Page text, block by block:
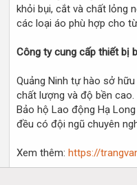
khỏi bụi, cắt và chất lỏng
các loại áo phù hợp cho
Công ty cung cấp thiết bị
Quảng Ninh tự hào sở
chất lượng và độ bền
Bảo hộ Lao động Hạ
đều có đội ngũ chuyên
Xem thêm: https://